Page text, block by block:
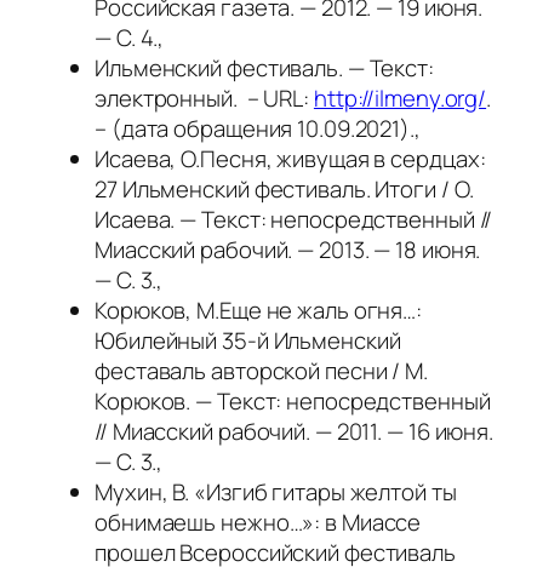
Российская газета. — 2012. — 19 июня.
— С. 4.,
Ильменский фестиваль. — Текст:
электронный. – URL: http://ilmeny.org/.
– (дата обращения 10.09.2021).,
Исаева, О.Песня, живущая в сердцах:
27 Ильменский фестиваль. Итоги / О.
Исаева. — Текст: непосредственный //
Миасский рабочий. — 2013. — 18 июня.
— С. 3.,
Корюков, М.Еще не жаль огня…:
Юбилейный 35-й Ильменский
феставаль авторской песни / М.
Корюков. — Текст: непосредственный
// Миасский рабочий. — 2011. — 16 июня.
— С. 3.,
Мухин, В. «Изгиб гитары желтой ты
обнимаешь нежно…»: в Миассе
прошел Всероссийский фестиваль